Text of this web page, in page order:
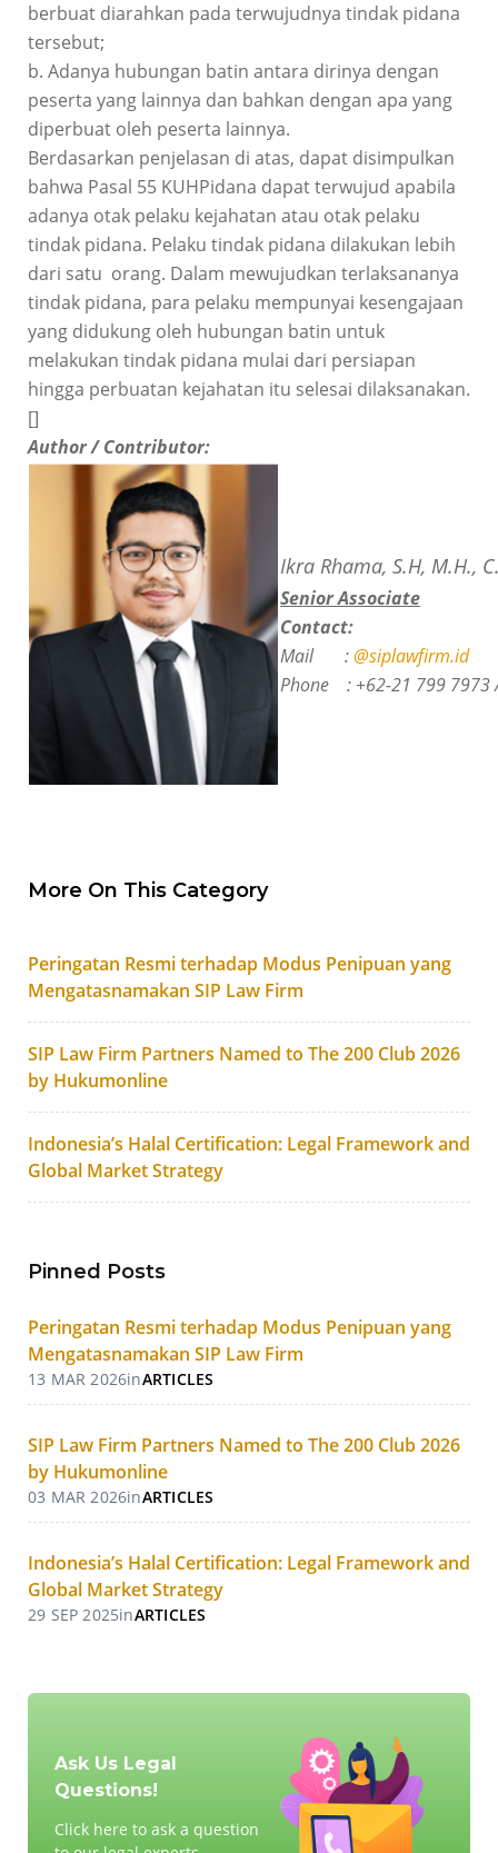
berbuat diarahkan pada terwujudnya tindak pidana
tersebut;
b. Adanya hubungan batin antara dirinya dengan
peserta yang lainnya dan bahkan dengan apa yang
diperbuat oleh peserta lainnya.
Berdasarkan penjelasan di atas, dapat disimpulkan
bahwa Pasal 55 KUHPidana dapat terwujud apabila
adanya otak pelaku kejahatan atau otak pelaku
tindak pidana. Pelaku tindak pidana dilakukan lebih
dari satu orang. Dalam mewujudkan terlaksananya
tindak pidana, para pelaku mempunyai kesengajaan
yang didukung oleh hubungan batin untuk
melakukan tindak pidana mulai dari persiapan
hingga perbuatan kejahatan itu selesai dilaksanakan.
[]
Author / Contributor:
Ikra Rhama, S.H, M.H.,
Senior Associate
Contact:
Mail :@siplawfirm.id
Phone : +62-21 799
More On This Category
Peringatan Resmi terhadap Modus Penipuan yang
Mengatasnamakan SIP Law Firm
SIP Law Firm Partners Named to The 200 Club 2026
by Hukumonline
Indonesia’s Halal Certification: Legal Framework and
Global Market Strategy
Pinned Posts
Peringatan Resmi terhadap Modus Penipuan yang
Mengatasnamakan SIP Law Firm
13 MAR 2026inARTICLES
SIP Law Firm Partners Named to The 200 Club 2026
by Hukumonline
03 MAR 2026inARTICLES
Indonesia’s Halal Certification: Legal Framework and
Global Market Strategy
29 SEP 2025inARTICLES
Ask Us Legal
Questions!
Click here to ask a question